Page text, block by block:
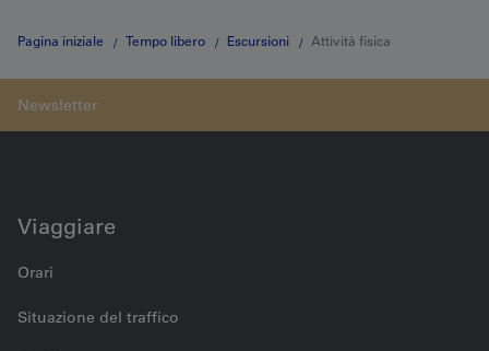
Pagina iniziale Tempo libero Escursioni Attività fisica
Viaggiare
Orari
Situazione del traffico